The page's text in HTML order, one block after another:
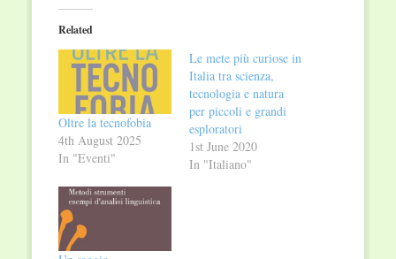
(Opens
in
new
Related
Oltre la tecnofobia
4th August 2025
In "Eventi"
Le mete più curiose in
Italia tra scienza,
tecnologia e natura
per piccoli e grandi
esploratori
1st June 2020
In "Italiano"